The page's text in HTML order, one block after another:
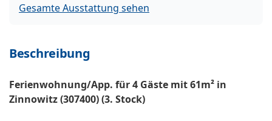
Gesamte Ausstattung sehen
Beschreibung
Ferienwohnung/App. für 4 Gäste mit 61m² in
Zinnowitz (307400) (3. Stock)